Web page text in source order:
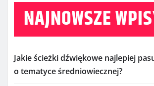
NAJNOWSZE
Jakie ścieżki dźwiękowe najlepiej
o tematyce średniowiecznej?